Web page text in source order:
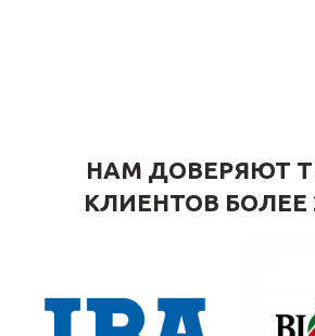
НАМ ДОВЕРЯЮТ
КЛИЕНТОВ БОЛЕЕ